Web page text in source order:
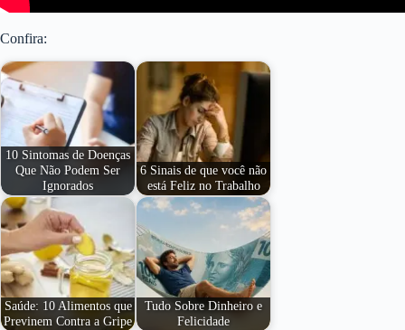
Confira:
10 Sintomas de Doenças
Que Não Podem Ser
Ignorados
6 Sinais de que você não
está Feliz no Trabalho
Saúde: 10 Alimentos que
Previnem Contra a Gripe
Tudo Sobre Dinheiro e
Felicidade